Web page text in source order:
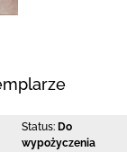
Status: Do
wypożyczenia